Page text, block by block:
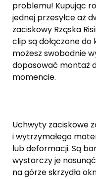
problemu! Kupując
jednej przesyłce aż
zaciskowy Rząska
clip są dołączone
możesz swobodnie
dopasować montaż
momencie.
Uchwyty zaciskowe
i wytrzymałego
lub deformacji. Są
wystarczy je
na górze skrzydła